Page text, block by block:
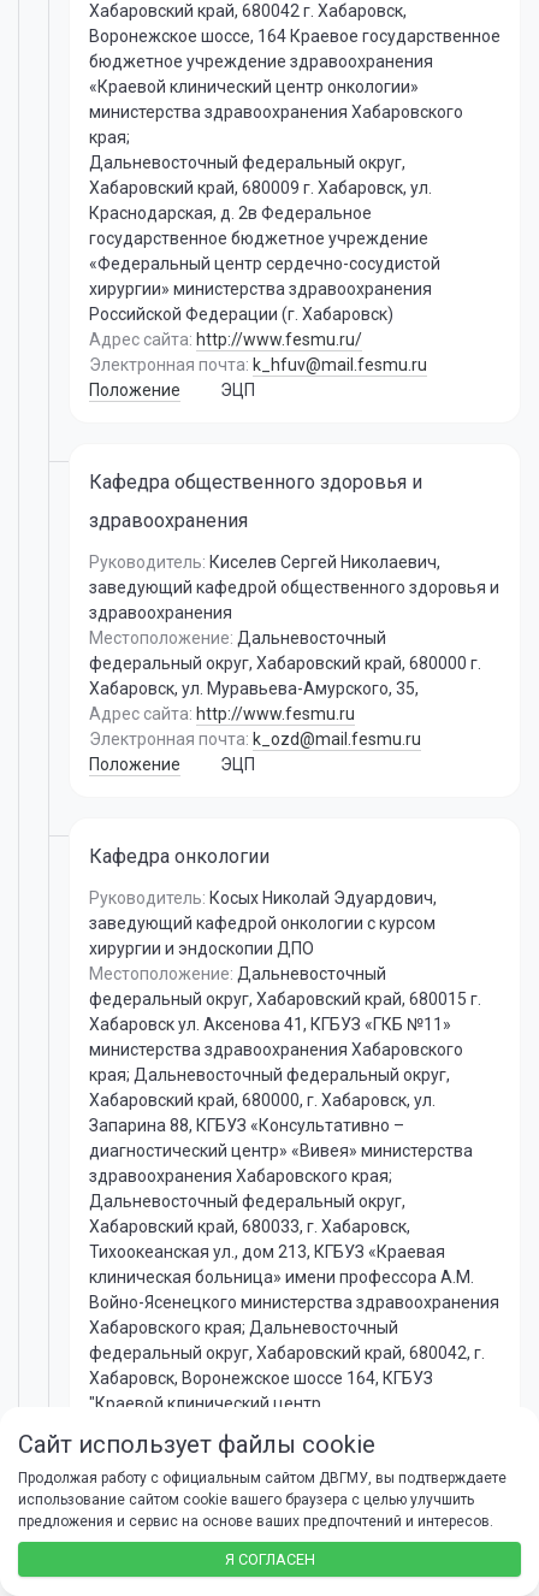
Хабаровский край, 680042 г. Хабаровск,
Воронежское шоссе, 164 Краевое государственное
бюджетное учреждение здравоохранения
«Краевой клинический центр онкологии»
министерства здравоохранения Хабаровского
края;
Дальневосточный федеральный округ,
Хабаровский край, 680009 г. Хабаровск, ул.
Краснодарская, д. 2в Федеральное
государственное бюджетное учреждение
«Федеральный центр сердечно-сосудистой
хирургии» министерства здравоохранения
Российской Федерации (г. Хабаровск)
Адрес сайта: http://www.fesmu.ru/
Электронная почта: k_hfuv@mail.fesmu.ru
Положение
ЭЦП
Кафедра общественного здоровья и
здравоохранения
Руководитель: Киселев Сергей Николаевич,
заведующий кафедрой общественного здоровья и
здравоохранения
Местоположение: Дальневосточный
федеральный округ, Хабаровский край, 680000 г.
Хабаровск, ул. Муравьева-Амурского, 35,
Адрес сайта: http://www.fesmu.ru
Электронная почта: k_ozd@mail.fesmu.ru
Положение
ЭЦП
Кафедра онкологии
Руководитель: Косых Николай Эдуардович,
заведующий кафедрой онкологии с курсом
хирургии и эндоскопии ДПО
Местоположение: Дальневосточный
федеральный округ, Хабаровский край, 680015 г.
Хабаровск ул. Аксенова 41, КГБУЗ «ГКБ №11»
министерства здравоохранения Хабаровского
края; Дальневосточный федеральный округ,
Хабаровский край, 680000, г. Хабаровск, ул.
Запарина 88, КГБУЗ «Консультативно –
диагностический центр» «Вивея» министерства
здравоохранения Хабаровского края;
Дальневосточный федеральный округ,
Хабаровский край, 680033, г. Хабаровск,
Тихоокеанская ул., дом 213, КГБУЗ «Краевая
клиническая больница» имени профессора А.М.
Войно-Ясенецкого министерства здравоохранения
Хабаровского края; Дальневосточный
федеральный округ, Хабаровский край, 680042, г.
Хабаровск, Воронежское шоссе 164, КГБУЗ
"Краевой клинический центр
Хабаровского края,
Адрес сайта:https://www.fesmu.ru
Электронная почта:k_hirfuv@mail.fesmu.ru
Положение
Сайт использует файлы cookie
Продолжая работу с официальным сайтом ДВГМУ, вы подтверждаете
использование сайтом cookie вашего браузера с целью улучшить
предложения и сервис на основе ваших предпочтений и интересов.
Я СОГЛАСЕН